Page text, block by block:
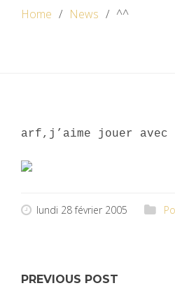
Home News ^^
arf,j’aime jouer
lundi 28 février 2005
PREVIOUS POST